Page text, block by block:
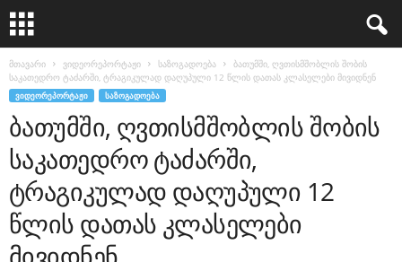
მთავარი ვიდეორეპორტაჟი საზოგადოება
ბათუმში, ღვთისმშობლის შობის
საკათედრო ტაძარში, ტრაგიკულად დაღუპული 12 წლის დათას კლასელები მივიდნენ
ᲕᲘᲓᲔᲝᲠᲔᲞᲝᲠᲢᲐᲟᲘ ᲡᲐᲖᲝᲒᲐᲓᲝᲔᲑᲐ
ბათუმში, ღვთისმშობლის შობის
საკათედრო ტაძარში,
ტრაგიკულად დაღუპული 12
წლის დათას კლასელები